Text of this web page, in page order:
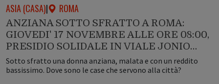
ASIA (CASA)| ROMA
ANZIANA SOTTO SFRATTO A ROMA:
GIOVEDI' 17 NOVEMBRE ALLE ORE 08:00,
PRESIDIO SOLIDALE IN VIALE JONIO…
Sotto sfratto una donna anziana, malata e con un reddito
bassissimo. Dove sono le case che servono alla città?